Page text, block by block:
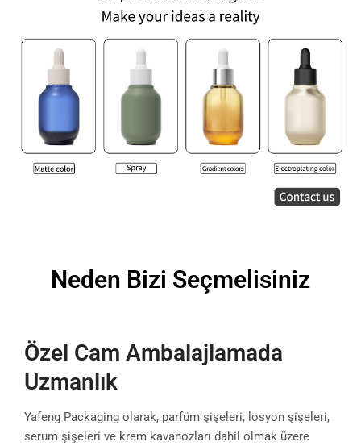
Neden Bizi Seçmelisiniz
Özel Cam Ambalajlamada
Uzmanlık
Yafeng Packaging olarak, parfüm şişeleri, losyon şişeleri,
serum şişeleri ve krem kavanozları dahil olmak üzere